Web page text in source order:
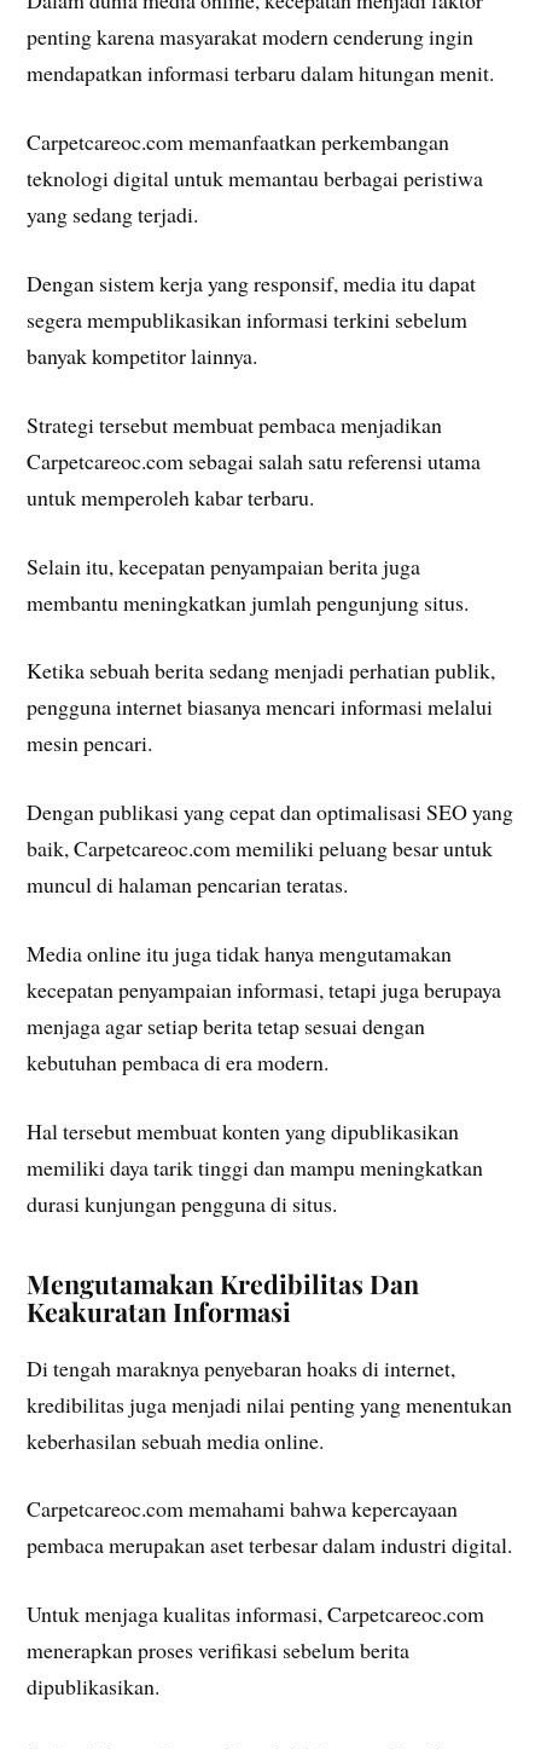
penting karena masyarakat modern cenderung ingin
mendapatkan informasi terbaru dalam hitungan menit.
Carpetcareoc.com memanfaatkan perkembangan
teknologi digital untuk memantau berbagai peristiwa
yang sedang terjadi.
Dengan sistem kerja yang responsif, media itu dapat
segera mempublikasikan informasi terkini sebelum
banyak kompetitor lainnya.
Strategi tersebut membuat pembaca menjadikan
Carpetcareoc.com sebagai salah satu referensi utama
untuk memperoleh kabar terbaru.
Selain itu, kecepatan penyampaian berita juga
membantu meningkatkan jumlah pengunjung situs.
Ketika sebuah berita sedang menjadi perhatian publik,
pengguna internet biasanya mencari informasi melalui
mesin pencari.
Dengan publikasi yang cepat dan optimalisasi SEO yang
baik, Carpetcareoc.com memiliki peluang besar untuk
muncul di halaman pencarian teratas.
Media online itu juga tidak hanya mengutamakan
kecepatan penyampaian informasi, tetapi juga berupaya
menjaga agar setiap berita tetap sesuai dengan
kebutuhan pembaca di era modern.
Hal tersebut membuat konten yang dipublikasikan
memiliki daya tarik tinggi dan mampu meningkatkan
durasi kunjungan pengguna di situs.
Mengutamakan Kredibilitas Dan
Keakuratan Informasi
Di tengah maraknya penyebaran hoaks di internet,
kredibilitas juga menjadi nilai penting yang menentukan
keberhasilan sebuah media online.
Carpetcareoc.com memahami bahwa kepercayaan
pembaca merupakan aset terbesar dalam industri digital.
Untuk menjaga kualitas informasi, Carpetcareoc.com
menerapkan proses verifikasi sebelum berita
dipublikasikan.